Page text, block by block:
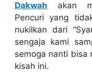
Dakwah akan
Pencuri yang
nukilkan dari
sengaja kami
semoga nanti bisa
kisah ini.